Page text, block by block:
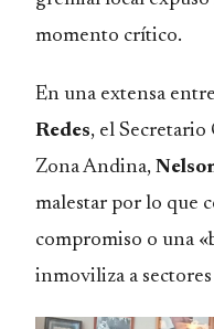
momento crítico.
En una extensa
Redes, el
Zona Andina,
malestar por lo que
compromiso o una
inmoviliza a